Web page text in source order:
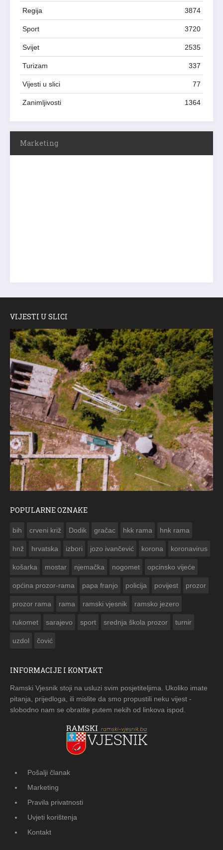
Regija 3874
Sport 3720
Svijet 2535
Turizam 337
Vijesti u slici 77
Zanimljivosti 1364
Marketing
VIJESTI U SLICI
POPULARNE OZNAKE
bih crveni križ Dodik gračac hkk rama hnk rama
hnž hrvatska izbori jozo ivančević korona koronavirus
košarka mostar njemačka nogomet opcinsko vijeće
općina prozor-rama papa franjo policija povijest prozor
prozor rama rama ramski vjesnik ramsko jezero
rukomet sarajevo sport srednja škola prozor turnir
uzdol čović
INFORMACIJE I KONTAKT
Ramski Vjesnik stoji na usluzi svim posjetiteljima. Ukoliko imate
pitanja, prijedloga, ili mislite da smo propustili neku vijest -
slobodno nam se obratite putem nekih od linkova ispod.
Pošalji članak
Marketing
Pravila privatnosti
Uvjeti korištenja
Kontakt